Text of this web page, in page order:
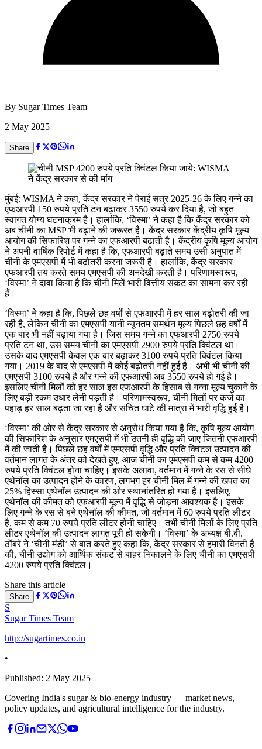
By Sugar Times Team
2 May 2025
Share
मुंबई: WISMA ने कहा, केंद्र सरकार ने पेराई सत्र 2025-26 के लिए गन्ने का
एफआरपी 150 रुपये प्रति टन बढ़ाकर 3550 रुपये कर दिया है, जो बहुत
स्वागत योग्य घटनाक्रम है। हालांकि, ‘विस्मा’ ने कहा है कि केंद्र सरकार को
अब चीनी का MSP भी बढ़ाने की जरूरत है। केंद्र सरकार केंद्रीय कृषि मूल्य
आयोग की सिफारिश पर गन्ने का एफआरपी बढ़ाती है। केंद्रीय कृषि मूल्य आयोग
ने अपनी वार्षिक रिपोर्ट में कहा है कि, एफआरपी बढ़ाते समय उसी अनुपात में
चीनी के एमएसपी में भी बढ़ोतरी करना जरूरी है। हालांकि, केंद्र सरकार
एफआरपी तय करते समय एमएसपी की अनदेखी करती है। परिणामस्वरूप,
‘विस्मा’ ने दावा किया है कि चीनी मिलें भारी वित्तीय संकट का सामना कर रही
हैं।
‘विस्मा’ ने कहा है कि, पिछले छह वर्षों से एफआरपी में हर साल बढ़ोतरी की जा
रही है, लेकिन चीनी का एमएसपी यानी न्यूनतम समर्थन मूल्य पिछले छह वर्षों में
एक बार भी नहीं बढ़ाया गया है। जिस समय गन्ने का एफआरपी 2750 रुपये
प्रति टन था, उस समय चीनी का एमएसपी 2900 रुपये प्रति क्विंटल था।
उसके बाद एमएसपी केवल एक बार बढ़ाकर 3100 रुपये प्रति क्विंटल किया
गया। 2019 के बाद से एमएसपी में कोई बढ़ोतरी नहीं हुई है। अभी भी चीनी की
एमएसपी 3100 रुपये है और गन्ने की एफआरपी अब 3550 रुपये हो गई है।
इसलिए चीनी मिलों को हर साल इस एफआरपी के हिसाब से गन्ना मूल्य चुकाने के
लिए बड़ी रकम उधार लेनी पड़ती है। परिणामस्वरूप, चीनी मिलों पर कर्ज का
पहाड़ हर साल बढ़ता जा रहा है और संचित घाटे की मात्रा में भारी वृद्धि हुई है।
‘विस्मा’ की ओर से केंद्र सरकार से अनुरोध किया गया है कि, कृषि मूल्य आयोग
की सिफारिश के अनुसार एमएसपी में भी उतनी ही वृद्धि की जाए जितनी एफआरपी
में की जाती है। पिछले छह वर्षों में एमएसपी वृद्धि और प्रति क्विंटल उत्पादन की
वर्तमान लागत के अंतर को देखते हुए, आज चीनी का एमएसपी कम से कम 4200
रुपये प्रति क्विंटल होना चाहिए। इसके अलावा, वर्तमान में गन्ने के रस से सीधे
एथेनॉल का उत्पादन होने के कारण, लगभग हर चीनी मिल में गन्ने की खपत का
25% हिस्सा एथेनॉल उत्पादन की ओर स्थानांतरित हो गया है। इसलिए,
एथेनॉल की कीमत को एफआरपी मूल्य में वृद्धि से जोड़ना आवश्यक है। इसके
लिए गन्ने के रस से बने एथेनॉल की कीमत, जो वर्तमान में 60 रुपये प्रति लीटर
है, कम से कम 70 रुपये प्रति लीटर होनी चाहिए। तभी चीनी मिलों के लिए प्रति
लीटर एथेनॉल की उत्पादन लागत पूरी हो सकेगी। ‘विस्मा’ के अध्यक्ष बी.बी.
ठोंबरे ने ‘चीनी मंडी’ से बात करते हुए कहा कि, केंद्र सरकार से हमारी विनती है
की, चीनी उद्योग को आर्थिक संकट से बाहर निकालने के लिए चीनी का एमएसपी
4200 रुपये प्रति क्विंटल।
Share this article
Share
S
Sugar Times Team
http://sugartimes.co.in
•
Published: 2 May 2025
Covering India's sugar & bio-energy industry — market news,
policy updates, and agricultural intelligence for the industry.